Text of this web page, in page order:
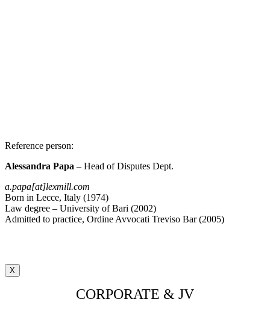
Reference person:
Alessandra Papa – Head of Disputes Dept.
a.papa[at]lexmill.com
Born in Lecce, Italy (1974)
Law degree – University of Bari (2002)
Admitted to practice, Ordine Avvocati Treviso Bar (2005)
X
CORPORATE & JV